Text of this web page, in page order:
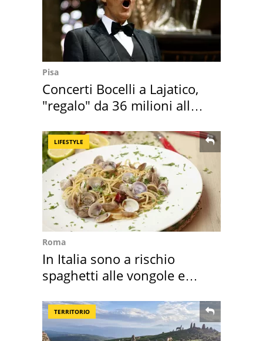
Pisa
Concerti Bocelli a Lajatico,
"regalo" da 36 milioni alla
LIFESTYLE
Roma
In Italia sono a rischio
spaghetti alle vongole e
TERRITORIO